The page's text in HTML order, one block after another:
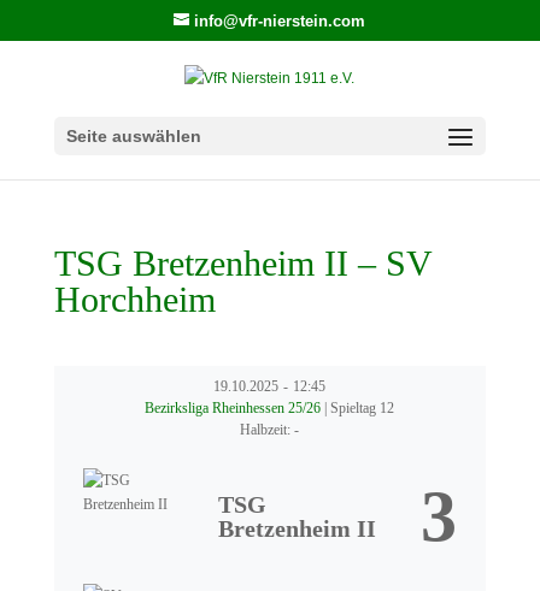
info@vfr-nierstein.com
Seite auswählen
TSG Bretzenheim II – SV
Horchheim
19.10.2025 - 12:45
Bezirksliga Rheinhessen 25/26 | Spieltag 12
Halbzeit: -
TSG
Bretzenheim II
3